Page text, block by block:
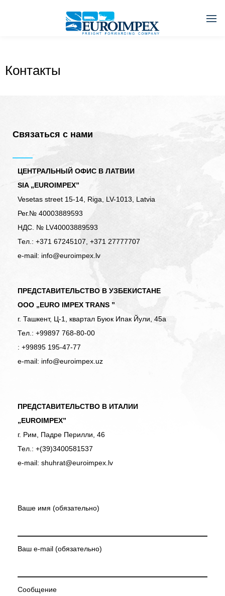
Контакты
Связаться с нами
ЦЕНТРАЛЬНЫЙ ОФИС В ЛАТВИИ
SIA „EUROIMPEX”
Vesetas street 15-14, Riga, LV-1013, Latvia
Рег.№ 40003889593
НДС. № LV40003889593
Тел.: +371 67245107, +371 27777707
e-mail: info@euroimpex.lv
ПРЕДСТАВИТЕЛЬСТВО В УЗБЕКИСТАНЕ
OOO „EURO IMPEX TRANS ”
г. Ташкент, Ц-1, квартал Буюк Ипак Йули, 45а
Тел.: +99897 768-80-00
: +99895 195-47-77
e-mail: info@euroimpex.uz
ПРЕДСТАВИТЕЛЬСТВО В ИТАЛИИ
„EUROIMPEX”
г. Рим, Падре Перилли, 46
Тел.: +(39)3400581537
e-mail: shuhrat@euroimpex.lv
Ваше имя (обязательно)
Ваш e-mail (обязательно)
Сообщение